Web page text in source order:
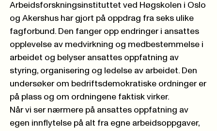
Arbeidsforskningsinstituttet ved Høgskolen i Oslo
og Akershus har gjort på oppdrag fra seks ulike
fagforbund. Den fanger opp endringer i ansattes
opplevelse av medvirkning og medbestemmelse i
arbeidet og belyser ansattes oppfatning av
styring, organisering og ledelse av arbeidet. Den
undersøker om bedriftsdemokratiske ordninger er
på plass og om ordningene faktisk virker.
Når vi ser nærmere på ansattes oppfatning av
egen innflytelse på alt fra egne arbeidsoppgaver,